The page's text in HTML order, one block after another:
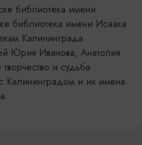
библиотека имени
библиотека имени Исаака
Калининграда
Юрия Иванова, Анатолия
и судьба
Калининградом и их имена